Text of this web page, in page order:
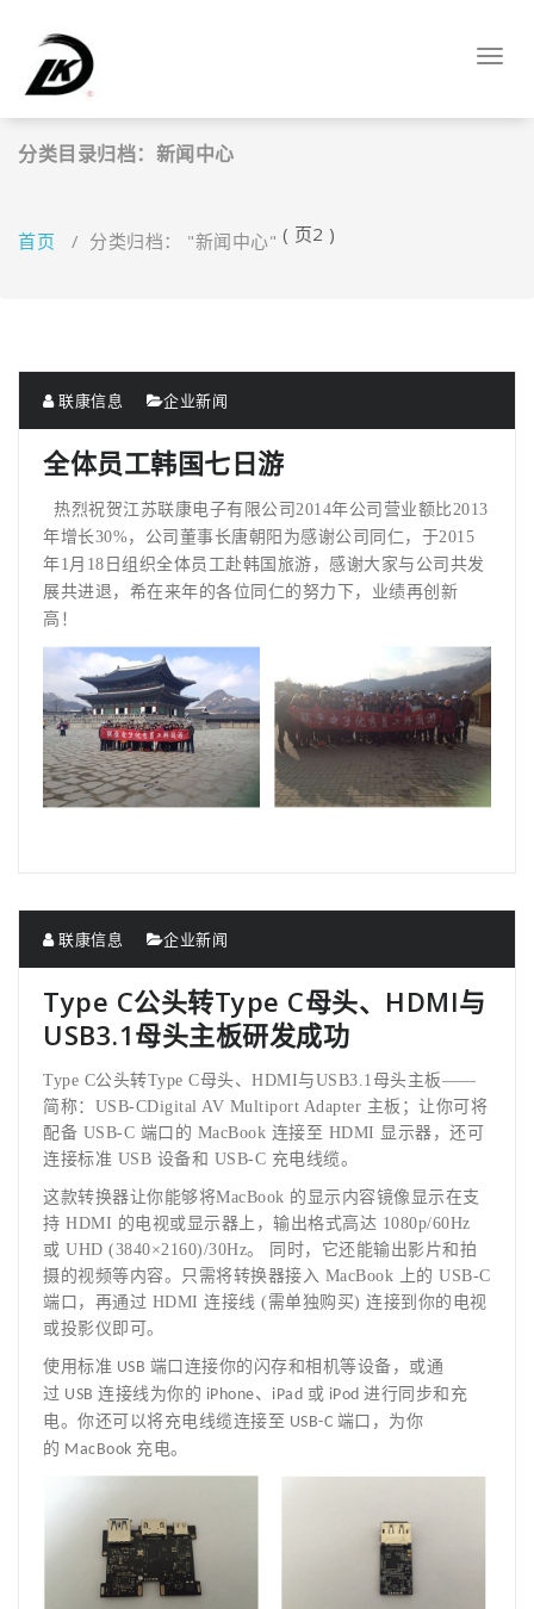
分类目录归档：新闻中心
首页 / 分类归档： "新闻中心" ( 页2 )
联康信息 企业新闻
全体员工韩国七日游
热烈祝贺江苏联康电子有限公司 2014年公司营业额比 2013
年增长30% ，公司董事长唐朝阳为感谢公司同仁，于2015
年1 月 18 日组织全体员工赴韩国旅游，感谢大家与公司共发
展共进退，希在来年的各位同仁的努力下，业绩再创新
高！
联康信息 企业新闻
Type C公头转Type C母头、HDMI与
USB3.1母头主板研发成功
Type C公头转Type C母头、HDMI与USB3.1母头主板——
简称：USB-CDigital AV Multiport Adapter 主板；让你可将
配备 USB-C 端口的 MacBook 连接至 HDMI 显示器，还可
连接标准 USB 设备和 USB-C 充电线缆。
这款转换器让你能够将MacBook 的显示内容镜像显示在支
持 HDMI 的电视或显示器上，输出格式高达 1080p/60Hz
或 UHD (3840×2160)/30Hz。 同时，它还能输出影片和拍
摄的视频等内容。只需将转换器接入 MacBook 上的 USB-C
端口，再通过 HDMI 连接线 (需单独购买) 连接到你的电视
或投影仪即可。
使用标准 USB 端口连接你的闪存和相机等设备，或通
过 USB 连接线为你的 iPhone、 iPad 或 iPod 进行同步和充
电。你还可以将充电线缆连接至 USB-C 端口，为你
的 MacBook 充电。